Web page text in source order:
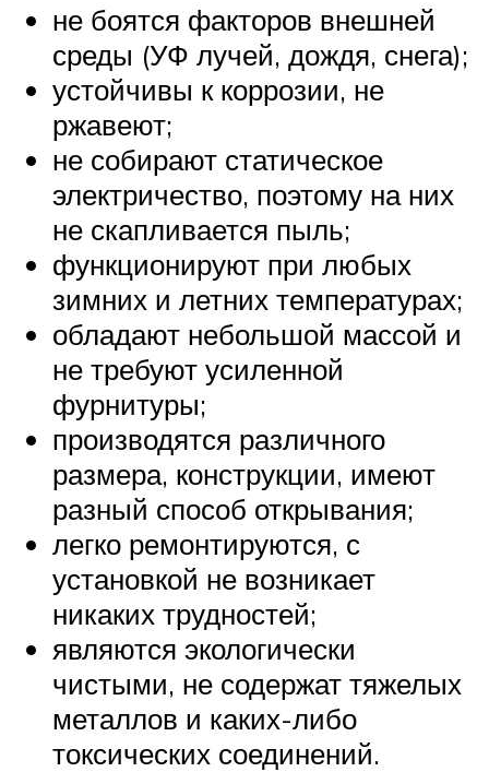
не боятся факторов внешней
среды (УФ лучей, дождя, снега);
устойчивы к коррозии, не
ржавеют;
не собирают статическое
электричество, поэтому на них
не скапливается пыль;
функционируют при любых
зимних и летних температурах;
обладают небольшой массой и
не требуют усиленной
фурнитуры;
производятся различного
размера, конструкции, имеют
разный способ открывания;
легко ремонтируются, с
установкой не возникает
никаких трудностей;
являются экологически
чистыми, не содержат тяжелых
металлов и каких-либо
токсических соединений.